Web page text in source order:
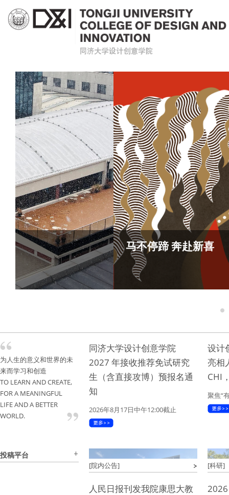
Join Us in
Thinking!
1
为人生的意义和世界的未
来而学习和创造
TO LEARN AND CREATE,
FOR A MEANINGFUL
LIFE AND A BETTER
WORLD.
投稿平台
同济大学设计创意学院
2027 年接收推荐免试研究
生（含直接攻博）预报名通
知
2026年8月17日中午12:00截止
[院内公告]
设计
亮相
CHI
聚焦“
[科研]
人民日报刊发我院康思大教